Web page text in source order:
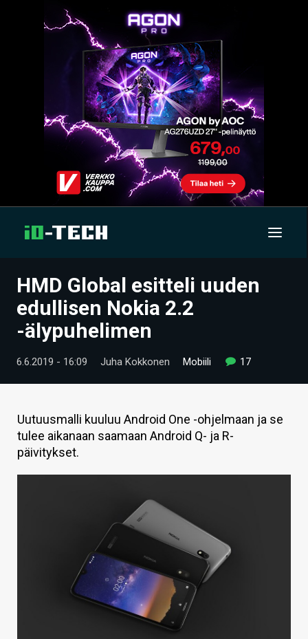
UUTISET
ARTIKKELIT
VIDEOT
TECHBBS
TIETOA
HINTA.FI
HMD Global esitteli uuden
edullisen Nokia 2.2
-älypuhelimen
6.6.2019 - 16:09 Juha Kokkonen Mobiili 17
Uutuusmalli kuuluu Android One -ohjelmaan ja se
tulee aikanaan saamaan Android Q- ja R-
päivitykset.